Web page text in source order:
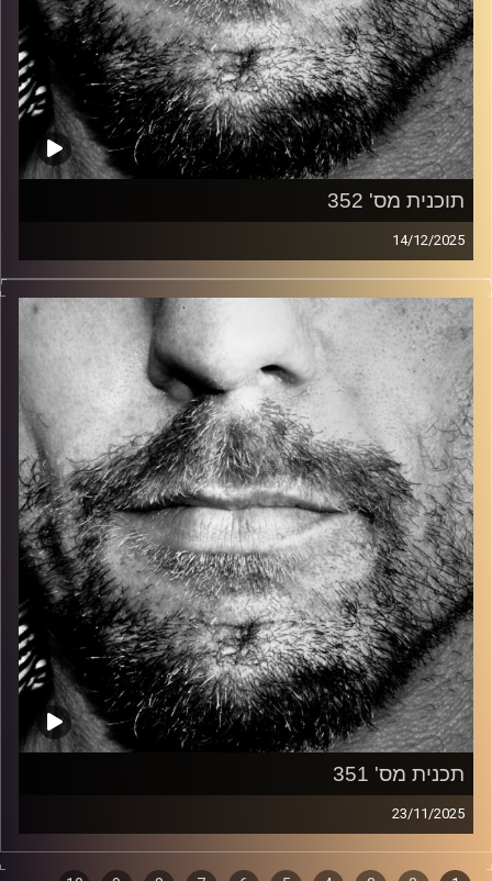
תוכנית מס' 352
14/12/2025
זיפים, מוזיקה מחוספסת של הופעות חיות. הרבה ג'אם, רוק,
בלוז, bluegrass, ג'אז, Fאנק, פרוגרסיב ואפילו אלקטרוניקה.
כל מה שחי, אמיתי ונושם.
עם שמוליק רגב.
קרדיט תמונות: David Goehring
תכנית מס' 351
23/11/2025
זיפים, מוזיקה מחוספסת של הופעות חיות. הרבה ג'אם, רוק,
בלוז, bluegrass, ג'אז, Fאנק, פרוגרסיב ואפילו אלקטרוניקה.